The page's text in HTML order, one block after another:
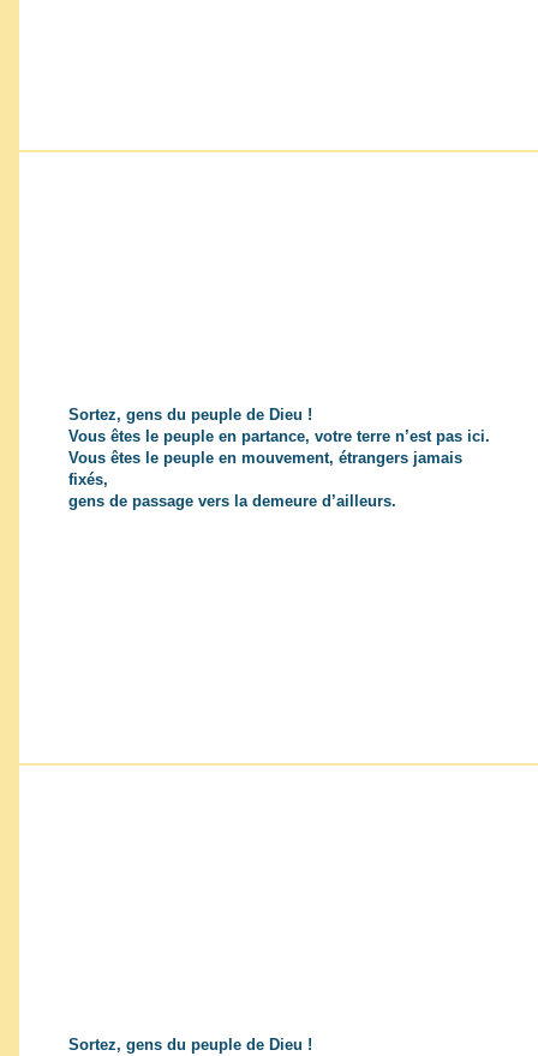
Sortez, gens du peuple de Dieu !
Vous êtes le peuple en partance, votre terre n’est pas ici.
Vous êtes le peuple en mouvement, étrangers jamais
fixés,
gens de passage vers la demeure d’ailleurs.
Sortez, gens du peuple de Dieu !